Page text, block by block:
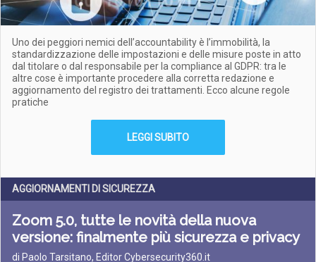
Uno dei peggiori nemici dell’accountability è l’immobilità, la
standardizzazione delle impostazioni e delle misure poste in atto
dal titolare o dal responsabile per la compliance al GDPR: tra le
altre cose è importante procedere alla corretta redazione e
aggiornamento del registro dei trattamenti. Ecco alcune regole
pratiche
LEGGI SUBITO
AGGIORNAMENTI DI SICUREZZA
Zoom 5.0, tutte le novità della nuova
versione: finalmente più sicurezza e privacy
di Paolo Tarsitano, Editor Cybersecurity360.it